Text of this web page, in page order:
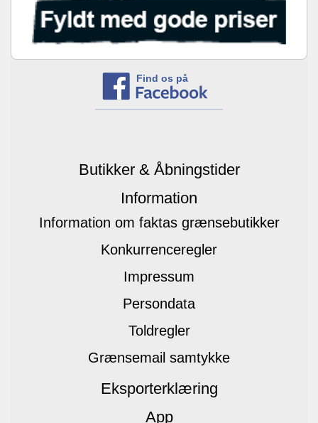
Find os på
Butikker & Åbningstider
Information
Information om faktas grænsebutikker
Konkurrenceregler
Impressum
Persondata
Toldregler
Grænsemail samtykke
Eksporterklæring
App